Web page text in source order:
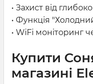
• Захист від
• Функція
• WiFi моніторинг
Купити
магазині